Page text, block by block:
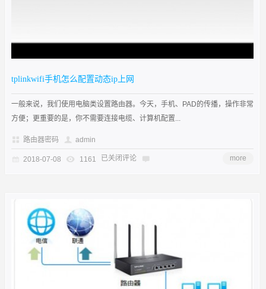
tplinkwifi手机怎么配置动态ip上网
一般来说，我们使用电脑类设置路由器。今天，手机、PAD的传播，操作非常
方便；更重要的是，你不需要连接电缆、计算机配置...
路由器密码 admin
2018-07-08 1161 已关闭评论 more